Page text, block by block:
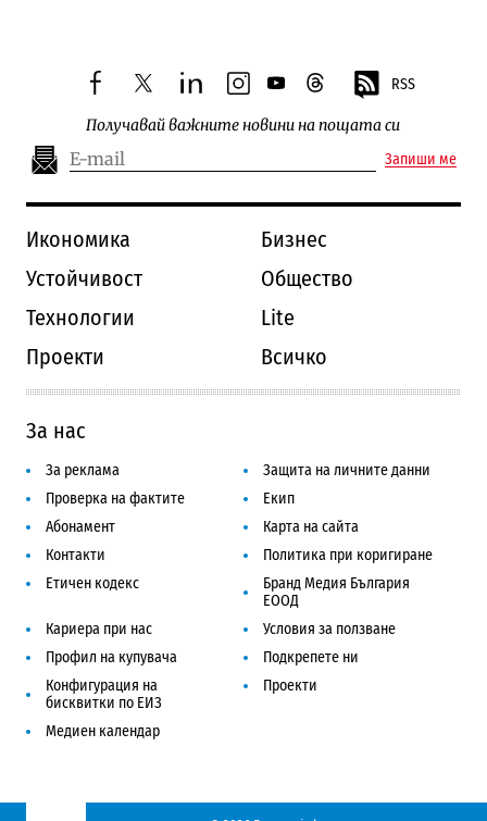
facebooktwitterlinkedininstagram
youtubethreads RSS
Получавай важните новини на пощата си
Запиши ме
Икономика
Бизнес
Устойчивост
Общество
Технологии
Lite
Проекти
Всичко
За нас
За реклама
Защита на личните данни
Проверка на фактите
Екип
Абонамент
Карта на сайта
Контакти
Политика при коригиране
Етичен кодекс
Бранд Медия България
ЕООД
Кариера при нас
Условия за ползване
Профил на купувача
Подкрепете ни
Конфигурация на
бисквитки по ЕИЗ
Проекти
Медиен календар